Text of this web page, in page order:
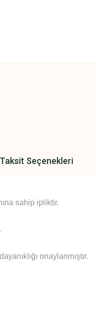
Taksit Seçenekleri
sahip ipliktir.
onaylanmıştır.